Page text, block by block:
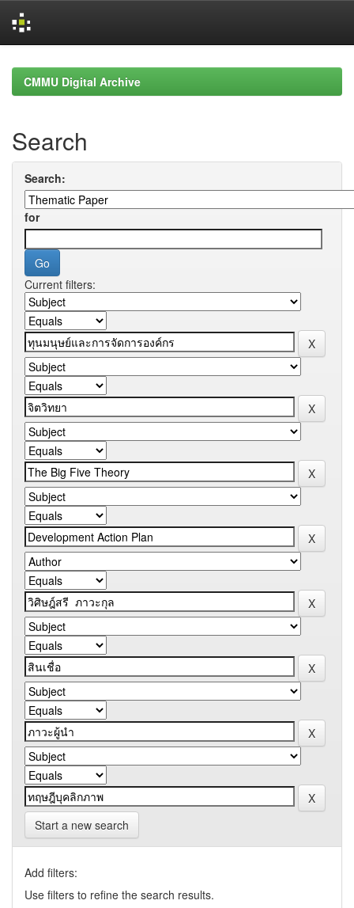
navigationCMMU Digital Archive
Search
Search:
for
Current filters:
Start a new search
Add filters:
Use filters to refine the search results.